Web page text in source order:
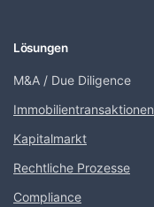
Lösungen
M&A / Due Diligence
Immobilientransaktionen
Kapitalmarkt
Rechtliche Prozesse
Compliance